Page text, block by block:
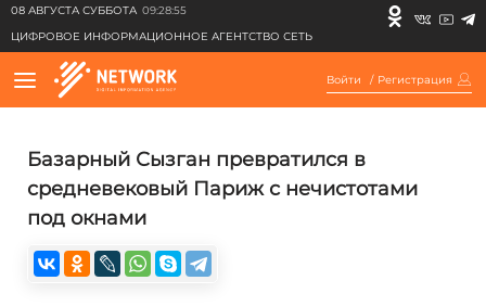
08 АВГУСТА СУББОТА 09:28:55
ЦИФРОВОЕ ИНФОРМАЦИОННОЕ АГЕНТСТВО СЕТЬ
Войти / Регистрация
Базарный Сызган превратился в
средневековый Париж с нечистотами
под окнами